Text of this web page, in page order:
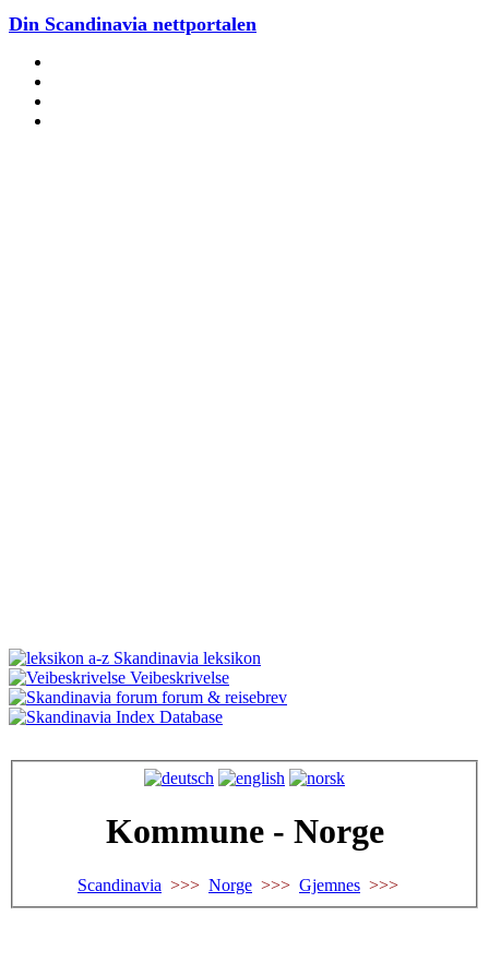
Din Scandinavia nettportalen
Skandinavia leksikon
Veibeskrivelse
forum & reisebrev
Database
Kommune - Norge
Scandinavia >>> Norge >>> Gjemnes